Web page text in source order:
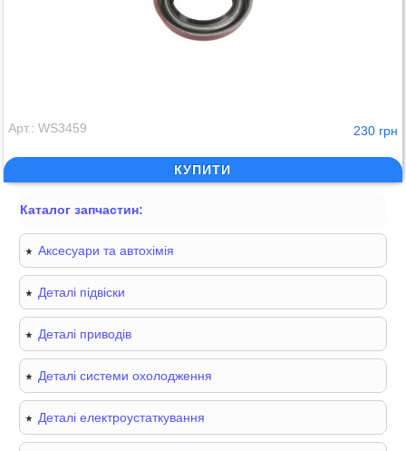
Арт.: WS3459 230 грн
КУПИТИ
Каталог запчастин:
Аксесуари та автохімія
Деталі підвіски
Деталі приводів
Деталі системи охолодження
Деталі електроустаткування